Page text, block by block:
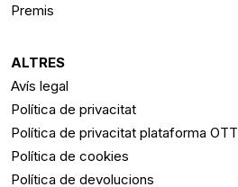
Premis
ALTRES
Avís legal
Política de privacitat
Política de privacitat plataforma OTT
Política de cookies
Política de devolucions